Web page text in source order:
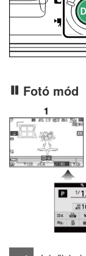
Fotó mód